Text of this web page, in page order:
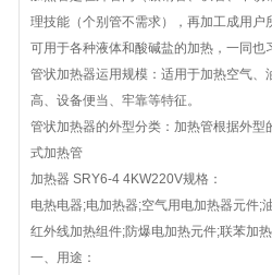
理技能（个别管不需求），再加工成用
可用于各种液体和酸碱盐的加热，一同也
管状加热器运用规模：适用于加热空气
高、设备便当、牢靠等特征。
管状加热器的外型分类：加热管根据外
式加热管
加热器 SRY6-4 4KW220V规格：
电热电器;电加热器;空气用电加热器元件;
红外线加热组件;防爆电加热元件;联苯加
一、用途：